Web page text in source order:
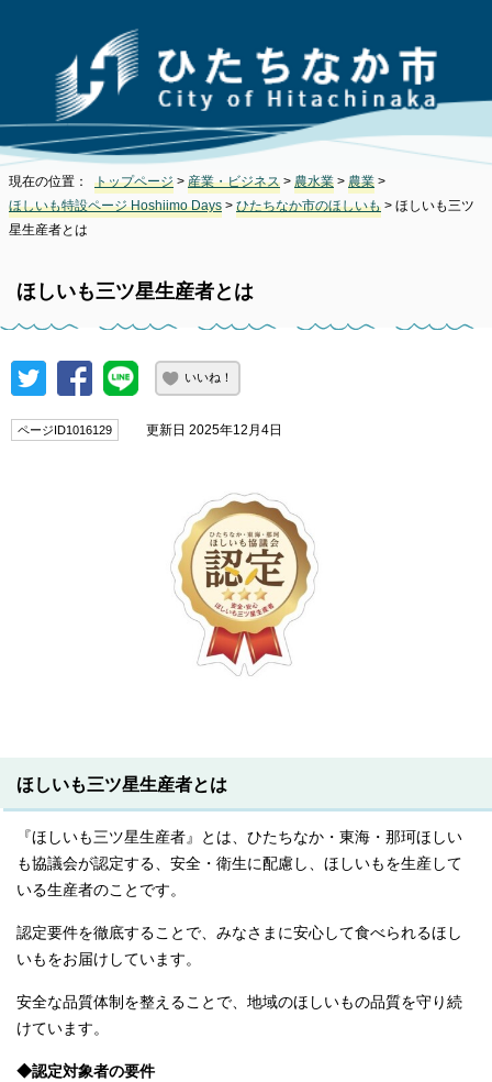
現在の位置： トップページ > 産業・ビジネス > 農水業 > 農業 >
ほしいも特設ページ Hoshiimo Days > ひたちなか市のほしいも > ほしいも三ツ
星生産者とは
ほしいも三ツ星生産者とは
いいね！
ページID1016129 更新日 2025年12月4日
ほしいも三ツ星生産者とは
『ほしいも三ツ星生産者』とは、ひたちなか・東海・那珂ほしい
も協議会が認定する、安全・衛生に配慮し、ほしいもを生産して
いる生産者のことです。
認定要件を徹底することで、みなさまに安心して食べられるほし
いもをお届けしています。
安全な品質体制を整えることで、地域のほしいもの品質を守り続
けています。
◆認定対象者の要件